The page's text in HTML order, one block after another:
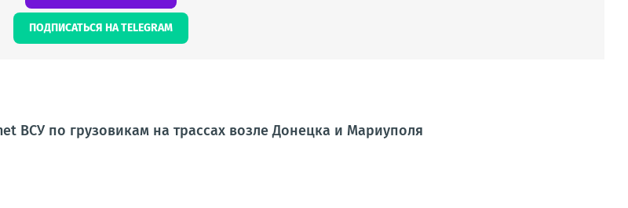
ПОДПИСАТЬСЯ НА TELEGRAM
ВСУ по грузовикам на трассах возле Донецка и Мариуполя